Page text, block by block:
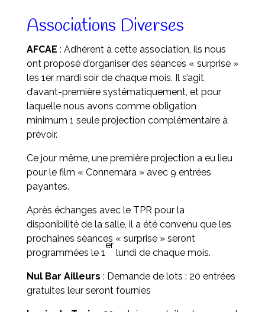
Associations Diverses
AFCAE : Adhérent à cette association, ils nous
ont proposé d’organiser des séances « surprise »
les 1er mardi soir de chaque mois. Il s’agit
d’avant-première systématiquement, et pour
laquelle nous avons comme obligation
minimum 1 seule projection complémentaire à
prévoir.
Ce jour même, une première projection a eu lieu
pour le film « Connemara » avec 9 entrées
payantes.
Après échanges avec le TPR pour la
disponibilité de la salle, il a été convenu que les
prochaines séances « surprise » seront
programmées le 1
er
lundi de chaque mois.
Nul Bar Ailleurs : Demande de lots : 20 entrées
gratuites leur seront fournies